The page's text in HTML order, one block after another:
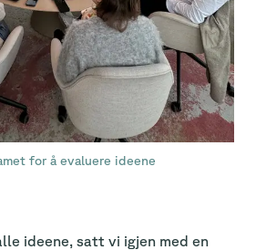
for å evaluere ideene
ideene, satt vi igjen med en